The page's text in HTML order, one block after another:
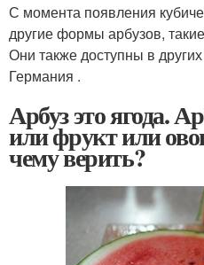
С момента появления
другие формы арбузов,
Они также доступны в других
Германия .
Арбуз это ягода.
или фрукт или
чему верить?